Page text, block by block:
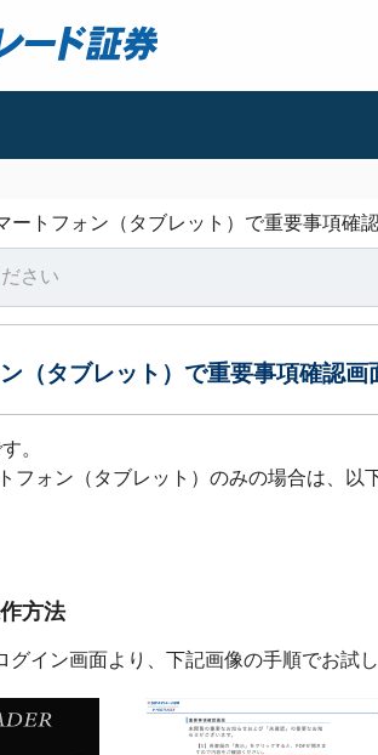
ートフォン（タブレット）で重要事項確
（タブレット）で重要事項確認画
。
フォン（タブレット）のみの場合は、以
方法
グイン画面より、下記画像の手順でお試し